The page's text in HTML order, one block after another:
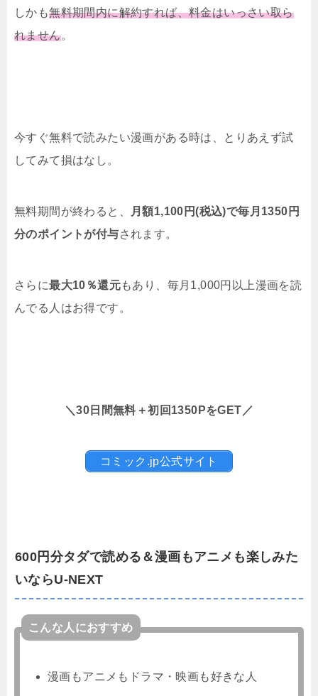
しかも無料期間内に解約すれば、料金はいっさい取ら
れません。
今すぐ無料で読みたい漫画がある時は、とりあえず試
してみて損はなし。
無料期間が終わると、
月額1,100円(税込)で毎月1350円
分のポイントが付与されます。
さらに最大10％還元もあり、毎月1,000円以上漫画を読
んでる人はお得です。
＼30日間無料＋初回1350PをGET／
コミック.jp公式サイト
600円分タダで読める＆漫画もアニメも楽しみた
いならU-NEXT
こんな人におすすめ
漫画もアニメもドラマ・映画も好きな人